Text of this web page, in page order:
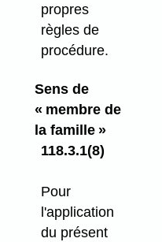
propres
règles de
procédure.
Sens de
« membre de
la famille »
118.3.1(8)
Pour
l'application
du présent